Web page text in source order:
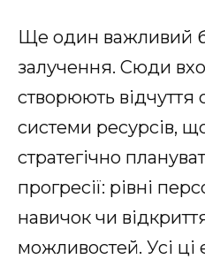
Ще один важливий
залучення. Сюди
створюють
системи ресурсів,
стратегічно
прогресії: рівні
навичок чи
можливостей. Усі ці